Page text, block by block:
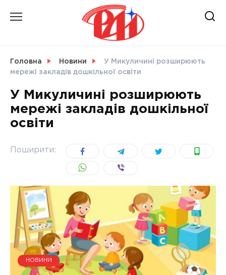
Головна Новини
У Микуличині розширюють
мережі закладів дошкільної освіти
У Микуличині розширюють
мережі закладів дошкільної
освіти
Поширити:
НОВИНИ